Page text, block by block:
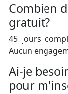
Combien
gratuit?
45 jours
Aucun
Ai-je
pour